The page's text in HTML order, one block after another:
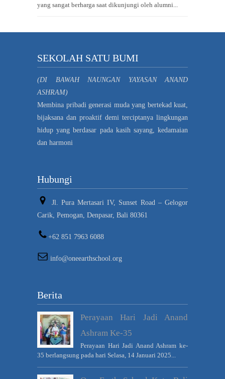
yang sangat berharga saat dikunjungi oleh alumni...
SEKOLAH SATU BUMI
(DI BAWAH NAUNGAN YAYASAN ANAND
ASHRAM)
Membina pribadi generasi muda yang bertekad kuat,
bijaksana dan proaktif demi terciptanya lingkungan
hidup yang berdasar pada kasih sayang, kedamaian
dan harmoni
Hubungi
Jl. Pura Mertasari IV, Sunset Road – Gelogor
Carik, Pemogan, Denpasar, Bali 80361
+62 851 7963 6088
info@oneearthschool.org
Berita
Perayaan Hari Jadi Anand
Ashram Ke-35
Perayaan Hari Jadi Anand Ashram ke-
35 berlangsung pada hari Selasa, 14 Januari 2025...